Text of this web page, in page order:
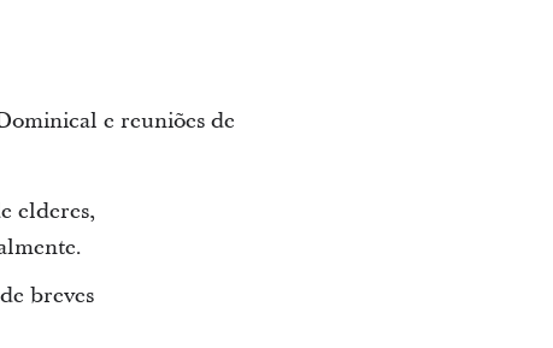
e reuniões de
elderes,
breves